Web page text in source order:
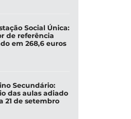
Social Única:
de referência
em 268,6 euros
Secundário:
das aulas adiado
21 de setembro